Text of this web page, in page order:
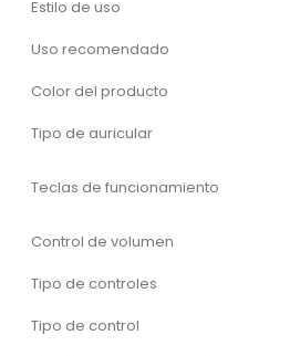
Estilo de uso
Uso recomendado
Color del producto
Tipo de auricular
Teclas de funcionamiento
Control de volumen
Tipo de controles
Tipo de control